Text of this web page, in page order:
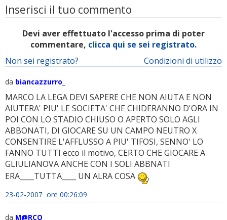
Inserisci il tuo commento
Devi aver effettuato l'accesso prima di poter
commentare, clicca qui se sei registrato.
Condizioni di utilizzo
Non sei registrato?
da biancazzurro_
MARCO LA LEGA DEVI SAPERE CHE NON AIUTA E NON
AIUTERA' PIU' LE SOCIETA' CHE CHIDERANNO D'ORA IN
POI CON LO STADIO CHIUSO O APERTO SOLO AGLI
ABBONATI, DI GIOCARE SU UN CAMPO NEUTRO X
CONSENTIRE L'AFFLUSSO A PIU' TIFOSI, SENNO' LO
FANNO TUTTI ecco il motivo, CERTO CHE GIOCARE A
GLIULIANOVA ANCHE CON I SOLI ABBNATI
ERA____TUTTA____ UN ALRA COSA
23-02-2007 ore 00:26:09
da M@RCO